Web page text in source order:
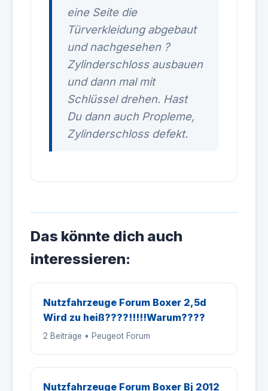
eine Seite die
Türverkleidung abgebaut
und nachgesehen ?
Zylinderschloss ausbauen
und dann mal mit
Schlüssel drehen. Hast
Du dann auch Propleme,
Zylinderschloss defekt.
Das könnte dich auch
interessieren:
Nutzfahrzeuge Forum Boxer 2,5d
Wird zu heiß????!!!!!Warum????
2 Beiträge • Peugeot Forum
Nutzfahrzeuge Forum Boxer Bj 2012